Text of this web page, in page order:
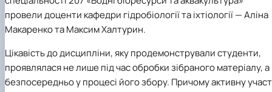
провели доценти кафедри гідробіології та іхтіології — Аліна
Макаренко та Максим Халтурин.
Цікавість до дисципліни, яку продемонстрували студенти,
проявлялася не лише під час обробки зібраного матеріалу, а
безпосередньо у процесі його збору. Причому активну